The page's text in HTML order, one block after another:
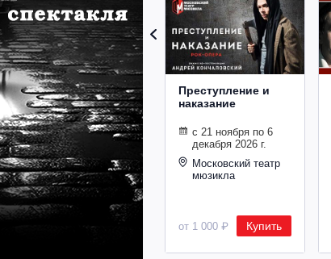
Преступление и
наказание
с 21 ноября по 6
декабря 2026 г.
Московский театр
мюзикла
от 1 000 ₽ Купить